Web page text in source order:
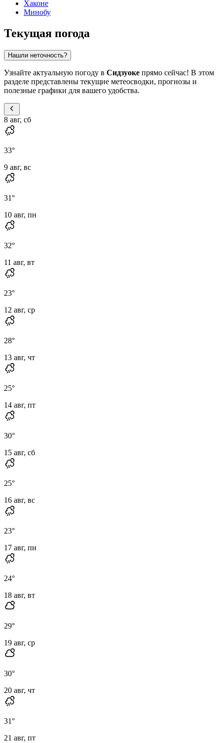
Хаконе
Минобу
Текущая погода
Нашли неточность?
Узнайте актуальную погоду в Сидзуоке прямо сейчас! В этом
разделе представлены текущие метеосводки, прогнозы и
полезные графики для вашего удобства.
8 авг, сб
33°
9 авг, вс
31°
10 авг, пн
32°
11 авг, вт
23°
12 авг, ср
28°
13 авг, чт
25°
14 авг, пт
30°
15 авг, сб
25°
16 авг, вс
23°
17 авг, пн
24°
18 авг, вт
29°
19 авг, ср
30°
20 авг, чт
31°
21 авг, пт